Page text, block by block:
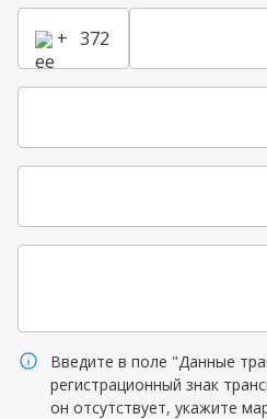
+
info
Введите в поле "Данные
регистрационный знак
он отсутствует, укажите